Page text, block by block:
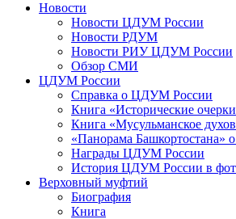
Новости
Новости ЦДУМ России
Новости РДУМ
Новости РИУ ЦДУМ России
Обзор СМИ
ЦДУМ России
Справка о ЦДУМ России
Книга «Исторические
Книга «Мусульманское
«Панорама
Награды ЦДУМ России
История ЦДУМ России в
Верховный муфтий
Биография
Книга